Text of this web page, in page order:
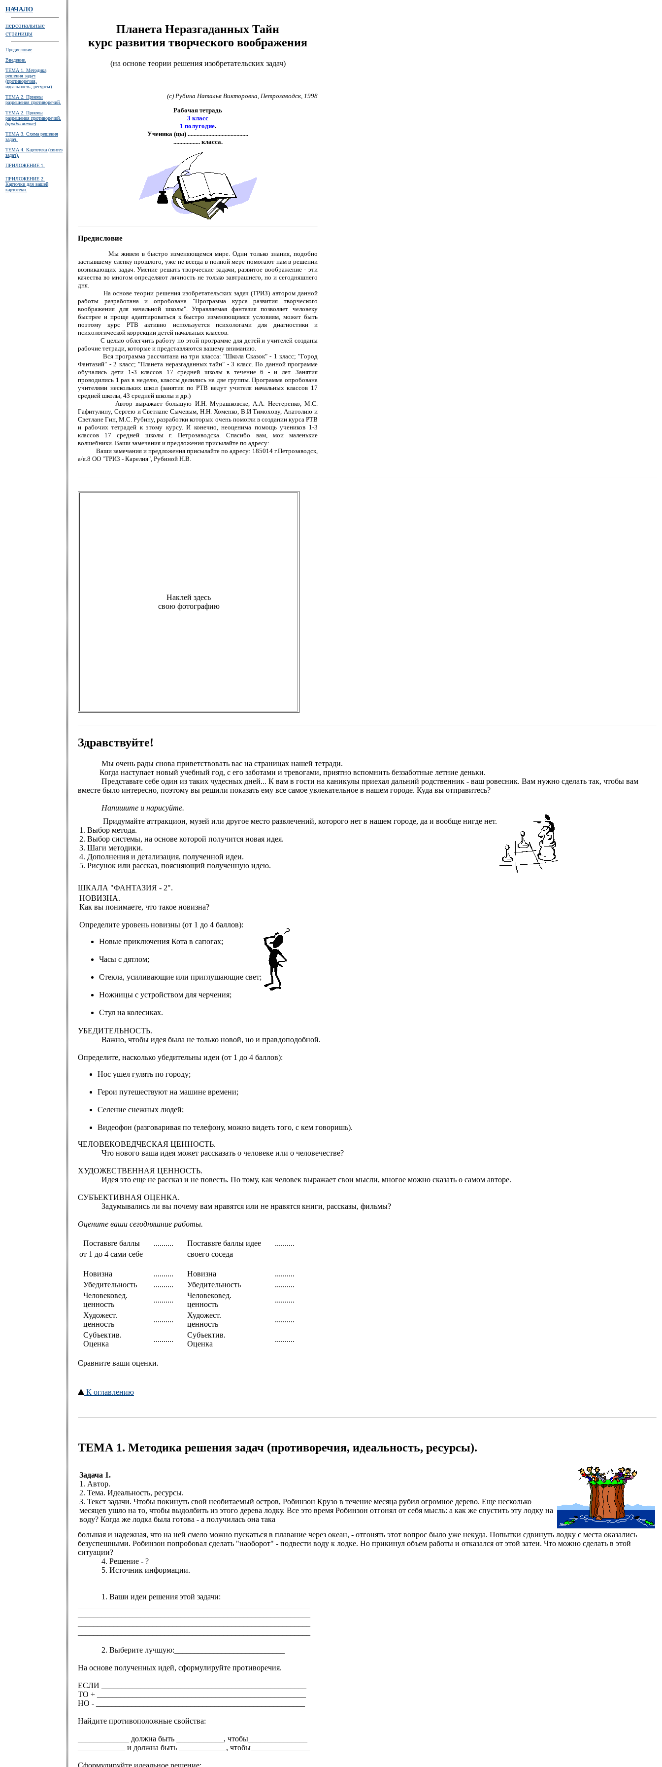
НАЧАЛО
персональные
страницы
Предисловие
Введение.
ТЕМА 1. Методика
решения задач
(противоречия,
идеальность, ресурсы).
ТЕМА 2. Приемы
разрешения противоречий.
ТЕМА 2. Приемы
разрешения противоречий.
(продолжение)
ТЕМА 3. Схема решения
задач.
ТЕМА 4. Картотека (синтез
задач).
ПРИЛОЖЕНИЕ 1.
ПРИЛОЖЕНИЕ 2.
Карточки для вашей
картотеки.
Планета Неразгаданных Тайн
курс развития творческого воображения
(на основе теории решения изобретательских задач)
(c) Рубина Наталья Викторовна, Петрозаводск, 1998
Рабочая тетрадь
3 класс
1 полугодие.
Ученика (цы) .........................................
.................. класса.
Предисловие
Мы живем в быстро изменяющемся мире. Одни только знания, подобно
застывшему слепку прошлого, уже не всегда в полной мере помогают нам в решении
возникающих задач. Умение решать творческие задачи, развитое воображение - эти
качества во многом определяют личность не только завтрашнего, но и сегодняшнего
дня.
На основе теории решения изобретательских задач (ТРИЗ) автором данной
работы разработана и опробована "Программа курса развития творческого
воображения для начальной школы". Управляемая фантазия позволяет человеку
быстрее и проще адаптироваться к быстро изменяющимся условиям, может быть
поэтому курс РТВ активно используется психологами для диагностики и
психологической коррекции детей начальных классов.
С целью облегчить работу по этой программе для детей и учителей созданы
рабочие тетради, которые и представляются вашему вниманию.
Вся программа рассчитана на три класса: "Школа Сказок" - 1 класс; "Город
Фантазий" - 2 класс; "Планета неразгаданных тайн" - 3 класс. По данной программе
обучались дети 1-3 классов 17 средней школы в течение 6 - и лет. Занятия
проводились 1 раз в неделю, классы делились на две группы. Программа опробована
учителями нескольких школ (занятия по РТВ ведут учителя начальных классов 17
средней школы, 43 средней школы и др.)
Автор выражает большую И.Н. Мурашковске, А.А. Нестеренко, М.С.
Гафитулину, Сергею и Светлане Сычевым, Н.Н. Хоменко, В.И Тимохову, Анатолию и
Светлане Гин, М.С. Рубину, разработки которых очень помогли в создании курса РТВ
и рабочих тетрадей к этому курсу. И конечно, неоценима помощь учеников 1-3
классов 17 средней школы г. Петрозаводска. Спасибо вам, мои маленькие
волшебники. Ваши замечания и предложения присылайте по адресу:
Ваши замечания и предложения присылайте по адресу: 185014 г.Петрозаводск,
а/я.8 ОО "ТРИЗ - Карелия", Рубиной Н.В.
Наклей здесь
свою фотографию
Здравствуйте!
Мы очень рады снова приветствовать вас на страницах нашей тетради.
Когда наступает новый учебный год, с его заботами и тревогами, приятно вспомнить беззаботные летние деньки.
Представьте себе один из таких чудесных дней... К вам в гости на каникулы приехал дальний родственник - ваш ровесник. Вам нужно сделать так, чтобы вам
вместе было интересно, поэтому вы решили показать ему все самое увлекательное в нашем городе. Куда вы отправитесь?
Напишите и нарисуйте.
Придумайте аттракцион, музей или другое место развлечений, которого нет в нашем городе, да и вообще нигде нет.
1. Выбор метода.
2. Выбор системы, на основе которой получится новая идея.
3. Шаги методики.
4. Дополнения и детализация, полученной идеи.
5. Рисунок или рассказ, поясняющий полученную идею.
ШКАЛА "ФАНТАЗИЯ - 2".
НОВИЗНА.
Как вы понимаете, что такое новизна?
Определите уровень новизны (от 1 до 4 баллов):
Новые приключения Кота в сапогах;
Часы с дятлом;
Стекла, усиливающие или приглушающие свет;
Ножницы с устройством для черчения;
Стул на колесиках.
УБЕДИТЕЛЬНОСТЬ.
Важно, чтобы идея была не только новой, но и правдоподобной.
Определите, насколько убедительны идеи (от 1 до 4 баллов):
Нос ушел гулять по городу;
Герои путешествуют на машине времени;
Селение снежных людей;
Видеофон (разговаривая по телефону, можно видеть того, с кем говоришь).
ЧЕЛОВЕКОВЕДЧЕСКАЯ ЦЕННОСТЬ.
Что нового ваша идея может рассказать о человеке или о человечестве?
ХУДОЖЕСТВЕННАЯ ЦЕННОСТЬ.
Идея это еще не рассказ и не повесть. По тому, как человек выражает свои мысли, многое можно сказать о самом авторе.
СУБЪЕКТИВНАЯ ОЦЕНКА.
Задумывались ли вы почему вам нравятся или не нравятся книги, рассказы, фильмы?
Оцените ваши сегодняшние работы.
Поставьте баллы .......... Поставьте баллы идее
..........
от 1 до 4 сами себе
своего соседа
Новизна .......... Новизна
..........
Убедительность
.......... Убедительность
..........
Человековед.
ценность
..........
Человековед.
ценность
..........
Художест.
ценность
..........
Художест.
ценность
..........
Субъектив.
Оценка
..........
Субъектив.
Оценка
..........
Сравните ваши оценки.
К оглавлению
ТЕМА 1. Методика решения задач (противоречия, идеальность, ресурсы).
Задача 1.
1. Автор.
2. Тема. Идеальность, ресурсы.
3. Текст задачи. Чтобы покинуть свой необитаемый остров, Робинзон Крузо в течение месяца рубил огромное дерево. Еще несколько
месяцев ушло на то, чтобы выдолбить из этого дерева лодку. Все это время Робинзон отгонял от себя мысль: а как же спустить эту лодку на
воду? Когда же лодка была готова - а получилась она така
большая и надежная, что на ней смело можно пускаться в плавание через океан, - отгонять этот вопрос было уже некуда. Попытки сдвинуть лодку с места оказались
безуспешными. Робинзон попробовал сделать "наоборот" - подвести воду к лодке. Но прикинул объем работы и отказался от этой затеи. Что можно сделать в этой
ситуации?
4. Решение - ?
5. Источник информации.
1. Ваши идеи решения этой задачи:
2. Выберите лучшую:____________________________
На основе полученных идей, сформулируйте противоречия.
ЕСЛИ ____________________________________________________
ТО + _____________________________________________________
НО - _____________________________________________________
Найдите противоположные свойства:
_____________ должна быть ____________, чтобы_______________
____________ и должна быть ____________, чтобы_______________
Сформулируйте идеальное решение: